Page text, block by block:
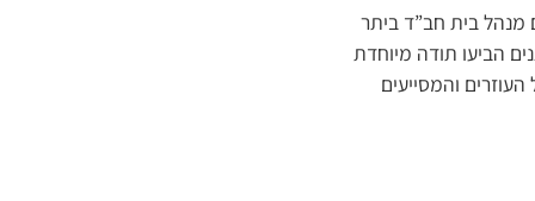
מנהל בית חב”ד ביתר
הביעו תודה מיוחדת
והמסייעים